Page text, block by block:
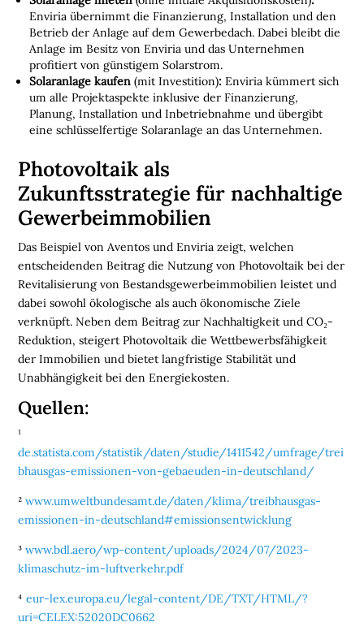
h
l
a
n
s
L
o
g
i
s
t
r
e
g
o
n
n
➔
i
e
r
a
s
e
h
e
n

D
k
o
s
e
n
l
e
N
e
s
e
Enviria übernimmt die Finanzierung, Installation und den
Betrieb der Anlage auf dem Gewerbedach. Dabei bleibt die
Anlage im Besitz von Enviria und das Unternehmen
profitiert von günstigem Solarstrom.
Solaranlage kaufen(mit Investition):Enviria kümmert sich
um alle Projektaspekte inklusive der Finanzierung,
Planung, Installation und Inbetriebnahme und übergibt
eine schlüsselfertige Solaranlage an das Unternehmen.
Photovoltaik als
Zukunftsstrategie für nachhaltige
Gewerbeimmobilien
Das Beispiel von Aventos und Enviria zeigt, welchen
entscheidenden Beitrag die Nutzung von Photovoltaik bei der
Revitalisierung von Bestandsgewerbeimmobilien leistet und
dabei sowohl ökologische als auch ökonomische Ziele
verknüpft. Neben dem Beitrag zur Nachhaltigkeit und CO₂-
Reduktion, steigert Photovoltaik die Wettbewerbsfähigkeit
der Immobilien und bietet langfristige Stabilität und
Unabhängigkeit bei den Energiekosten.
Quellen:
¹
de.statista.com/statistik/daten/studie/1411542/umfrage/trei
bhausgas-emissionen-von-gebaeuden-in-deutschland/
²www.umweltbundesamt.de/daten/klima/treibhausgas-
emissionen-in-deutschland#emissionsentwicklung
³www.bdl.aero/wp-content/uploads/2024/07/2023-
klimaschutz-im-luftverkehr.pdf
⁴eur-lex.europa.eu/legal-content/DE/TXT/HTML/?
uri=CELEX:52020DC0662